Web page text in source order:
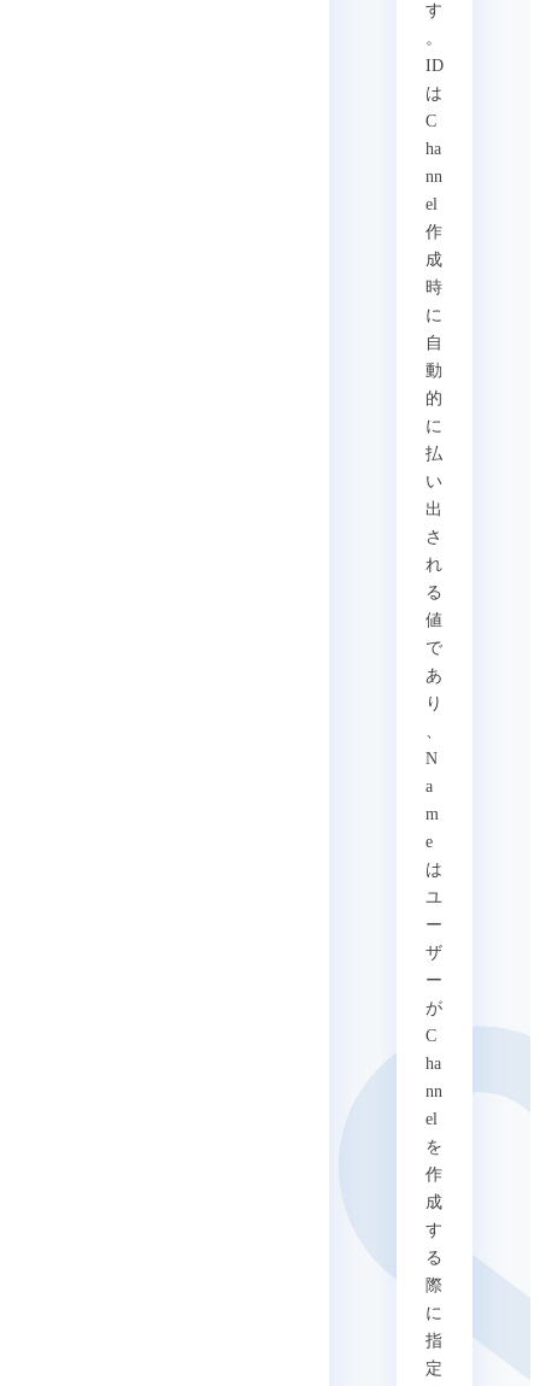
す
。
ID
は
C
ha
nn
el
作
成
時
に
自
動
的
に
払
い
出
さ
れ
る
値
で
あ
り
、
N
a
m
e
は
ユ
ー
ザ
ー
が
C
ha
nn
el
を
作
成
す
る
際
に
指
定